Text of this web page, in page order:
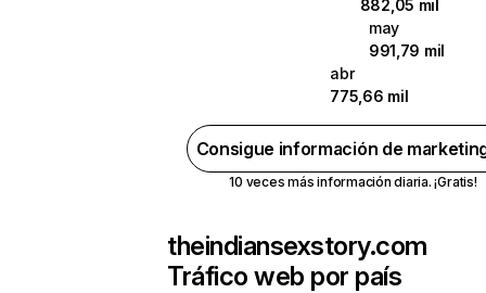
882,05 mil
may
991,79 mil
abr
775,66 mil
Consigue información de
10 veces más información diaria. ¡Gratis!
theindiansexstory.com
Tráfico web por país